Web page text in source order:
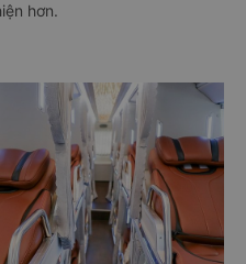
hơn.